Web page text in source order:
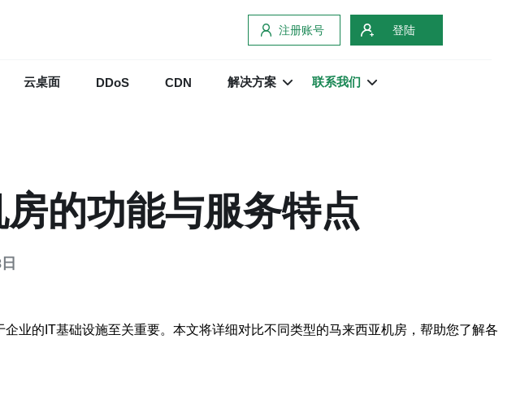
注册账号 登陆
云桌面 DDoS CDN 解决方案 联系我们
的功能与服务特点
业的IT基础设施至关重要。本文将详细对比不同类型的马来西亚机房，帮助您了解各